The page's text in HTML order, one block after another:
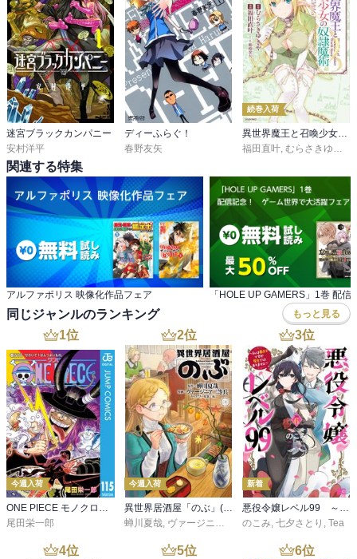
迷宮ブラックカンパニー
安村洋平
ディーふらぐ！
春野友矢
続巻入荷
異世界魔王と召喚少女の奴隷魔術
福田直叶, むらさきゆきや
関連する特集
アルファポリス 映像化作品フェア
同じジャンルのランキング もっと見る
1位
今週入荷
尾田栄一郎
2位
今週入荷
蝉川夏哉 ヴァージニア二等兵 ,転
3位
新着
のこみ 七夕さとり Tea
4位 5位 6位